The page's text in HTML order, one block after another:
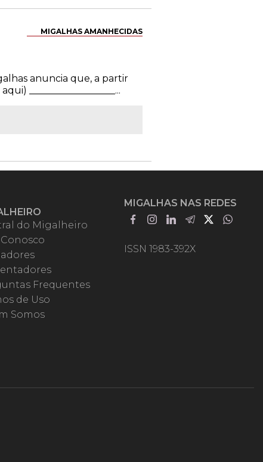
MIGALHAS AMANHECIDAS
anuncia que, a partir
__________________...
do Migalheiro
Frequentes
de Uso
Somos
MIGALHAS NAS REDES
ISSN 1983-392X